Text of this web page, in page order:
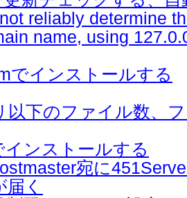
reliably determine
name, using
でインストールする
以下のファイル数、
インストールする
宛に
く